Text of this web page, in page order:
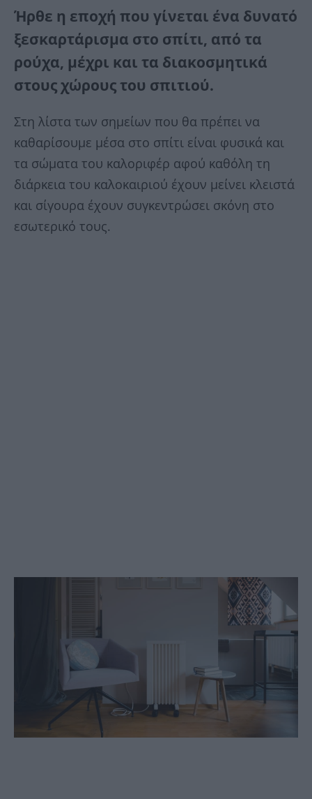
Ήρθε η εποχή που γίνεται ένα δυνατό
ξεσκαρτάρισμα στο σπίτι, από τα
ρούχα, μέχρι και τα διακοσμητικά
στους χώρους του σπιτιού.
Στη λίστα των σημείων που θα πρέπει να
καθαρίσουμε μέσα στο σπίτι είναι φυσικά και
τα σώματα του καλοριφέρ αφού καθόλη τη
διάρκεια του καλοκαιριού έχουν μείνει κλειστά
και σίγουρα έχουν συγκεντρώσει σκόνη στο
εσωτερικό τους.